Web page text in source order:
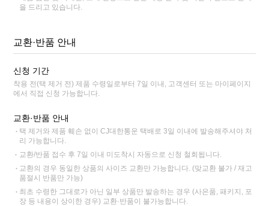
을 드리고 있습니다.
교환·반품 안내
신청 기간
착용 전(택 제거 전) 제품 수령일로부터 7일 이내, 고객센터 또는 마이페이지
에서 직접 신청 가능합니다.
교환·반품 안내
택 제거와 제품 훼손 없이 CJ대한통운 택배로 3일 이내에 발송해주셔야 처
리 가능합니다.
교환/반품 접수 후 7일 이내 미도착시 자동으로 신청 철회됩니다.
교환의 경우 동일한 상품의 사이즈 교환만 가능합니다. (맞교환 불가 / 재고
품절시 반품만 가능)
최초 수령한 그대로가 아닌 일부 상품만 발송하는 경우 (사은품, 패키지, 포
장 등 내용이 상이한 경우) 교환·반품이 불가능합니다.